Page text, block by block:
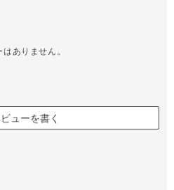
はありません。
ューを書く